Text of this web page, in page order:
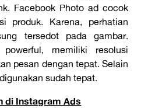
Facebook Photo ad cocok
produk. Karena, perhatian
tersedot pada gambar.
memiliki resolusi
pesan dengan tepat. Selain
sudah tepat.
di Instagram Ads